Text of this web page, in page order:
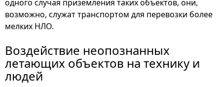
одного случая приземления таких объектов, они,
возможно, служат транспортом для перевозки более
мелких НЛО.
Воздействие неопознанных
летающих объектов на технику и
людей